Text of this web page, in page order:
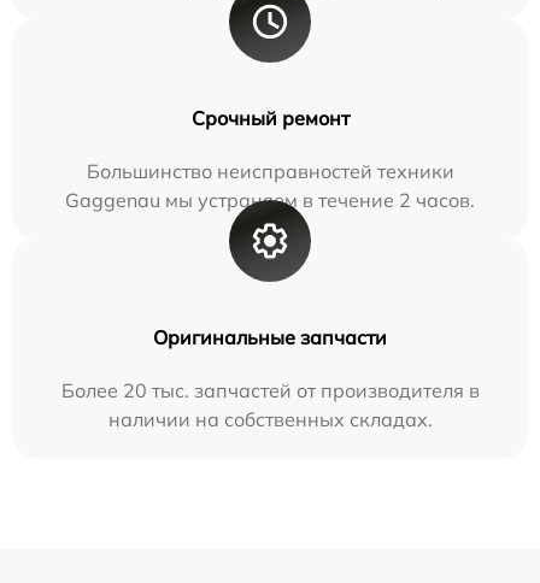
Срочный ремонт
Большинство неисправностей техники
Gaggenau мы устраняем в течение 2 часов.
Оригинальные запчасти
Более 20 тыс. запчастей от производителя в
наличии на собственных складах.